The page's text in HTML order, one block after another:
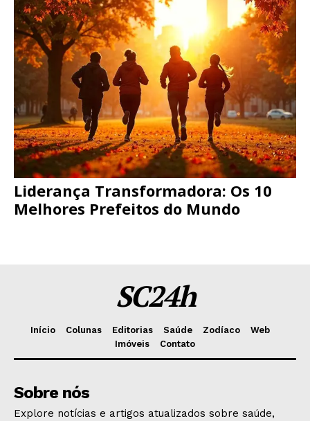
Liderança Transformadora: Os 10
Melhores Prefeitos do Mundo
SC24h
Início Colunas Editorias Saúde Zodíaco
Web
Imóveis
Contato
Sobre nós
Explore notícias e artigos atualizados sobre saúde,